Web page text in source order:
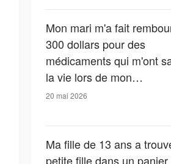
préparée
Mon mari m'a fait
300 dollars pour des
médicaments qui m'ont
la vie lors de mon
accouchement compliqué
une leçon qu'il n'oubliera
jamais
20 mai 2026
Ma fille de 13 ans a
petite fille dans un panier